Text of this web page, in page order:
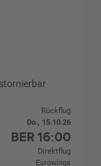
Rückflug
Do., 15.10.26
BER 16:00
Direktflug
Eurowings